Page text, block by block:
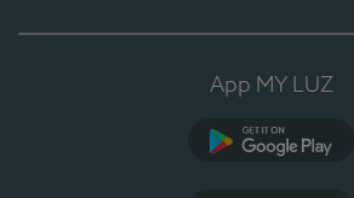
App MY LUZ